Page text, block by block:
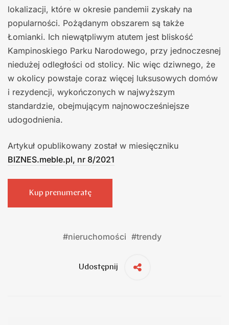
lokalizacji, które w okresie pandemii zyskały na
popularności. Pożądanym obszarem są także
Łomianki. Ich niewątpliwym atutem jest bliskość
Kampinoskiego Parku Narodowego, przy jednoczesnej
niedużej odległości od stolicy. Nic więc dziwnego, że
w okolicy powstaje coraz więcej luksusowych domów
i rezydencji, wykończonych w najwyższym
standardzie, obejmującym najnowocześniejsze
udogodnienia.
Artykuł opublikowany został w miesięczniku
BIZNES.meble.pl, nr 8/2021
Kup prenumeratę
#nieruchomości #trendy
Udostępnij